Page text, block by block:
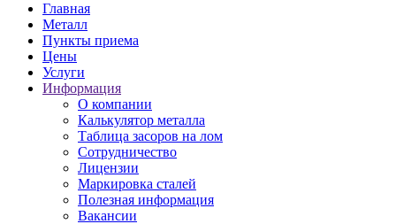
Главная
Металл
Пункты приема
Цены
Услуги
Информация
О компании
Калькулятор металла
Таблица засоров на лом
Сотрудничество
Лицензии
Маркировка сталей
Полезная информация
Вакансии